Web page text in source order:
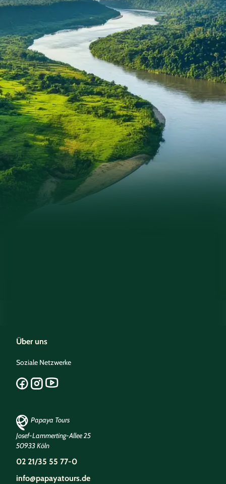
Über uns
Soziale Netzwerke
Papaya Tours
Josef-Lammerting-Allee 25
50933 Köln
02 21/35 55 77-0
info@papayatours.de